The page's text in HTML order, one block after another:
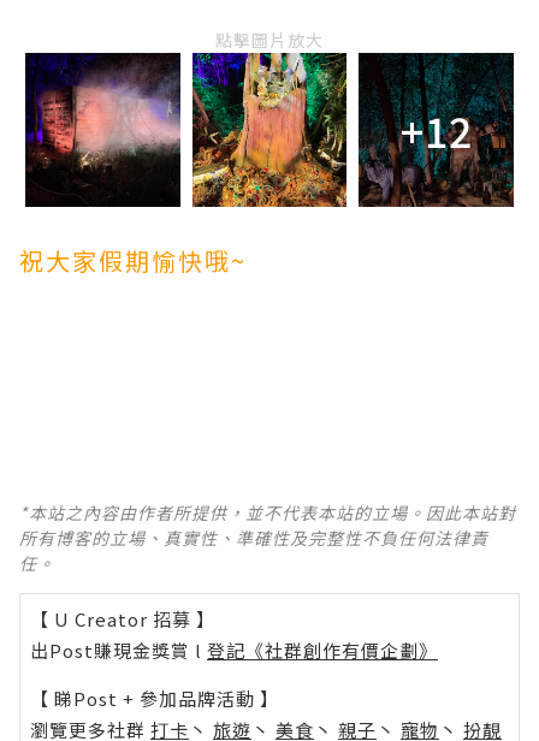
點擊圖片放大
+12
祝大家假期愉快哦~
*本站之內容由作者所提供，並不代表本站的立場。因此本站對
所有博客的立場、真實性、準確性及完整性不負任何法律責
任。
【 U Creator 招募 】
出Post賺現金獎賞 l 登記《社群創作有價企劃》
【 睇Post + 參加品牌活動 】
瀏覽更多社群 打卡 丶 旅遊 丶 美食 丶 親子 丶 寵物 丶 扮靚